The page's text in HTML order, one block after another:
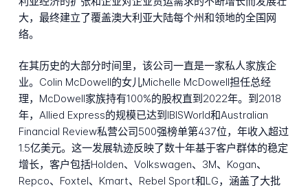
大，最终建立了覆盖澳大利亚大陆每个州和领地的全国网
络。
在其历史的大部分时间里，该公司一直是一家私人家族企
业。Colin McDowell的女儿Michelle McDowell担任总经
理，McDowell家族持有100%的股权直到2022年。到2018
年，Allied Express的规模已达到IBISWorld和Australian
Financial Review私营公司500强榜单第437位，年收入超过
1.5亿美元。这一发展轨迹反映了数十年基于客户群体的稳定
增长，客户包括Holden、Volkswagen、3M、Kogan、
Repco、Foxtel、Kmart、Rebel Sport和LG，涵盖了大批